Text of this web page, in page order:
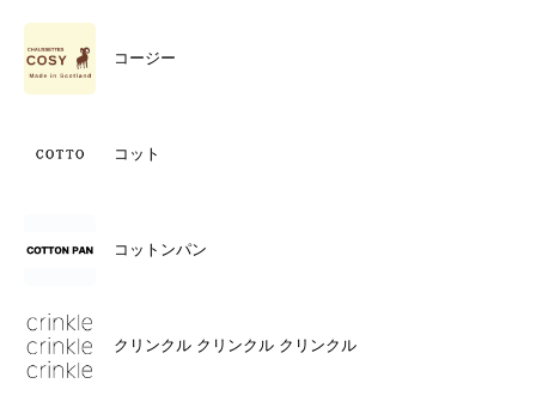
コージー
コット
コットンパン
クリンクル クリンクル クリンクル